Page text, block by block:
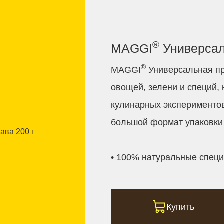
MAGGI®
MAGGI® Универсальная
овощей, зелени и специй,
кулинарных
большой формат
• 100% натуральные
Купить